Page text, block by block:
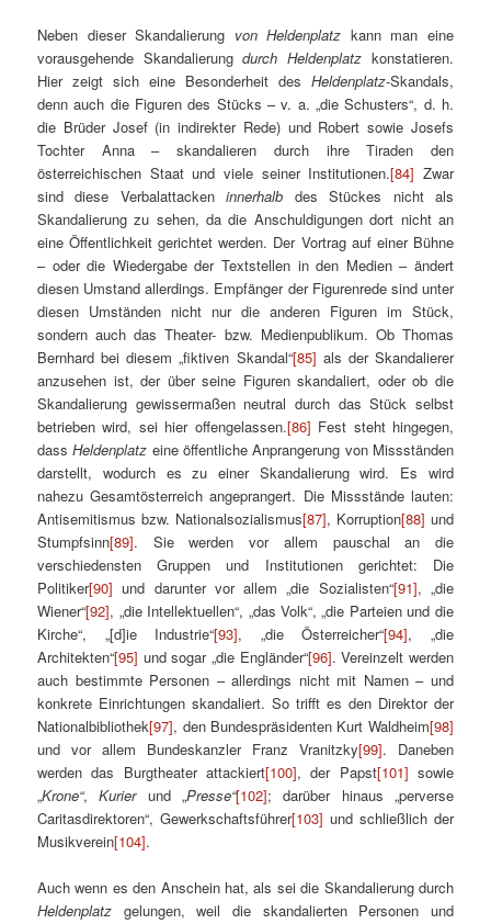
Neben dieser Skandalierung von Heldenplatz kann man eine
vorausgehende Skandalierungdurch Heldenplatz konstatieren.
Hier zeigt sich eine Besonderheit des Heldenplatz-Skandals,
denn auch die Figuren des Stücks – v. a. „die Schusters“, d. h.
die Brüder Josef (in indirekter Rede) und Robert sowie Josefs
Tochter Anna – skandalieren durch ihre Tiraden den
österreichischen Staat und viele seiner Institutionen.[84] Zwar
sind diese Verbalattackeninnerhalb des Stückes nicht als
Skandalierung zu sehen, da die Anschuldigungen dort nicht an
eine Öffentlichkeit gerichtet werden. Der Vortrag auf einer Bühne
– oder die Wiedergabe der Textstellen in den Medien – ändert
diesen Umstand allerdings. Empfänger der Figurenrede sind unter
diesen Umständen nicht nur die anderen Figuren im Stück,
sondern auch das Theater- bzw. Medienpublikum. Ob Thomas
Bernhard bei diesem „fiktiven Skandal“[85] als der Skandalierer
anzusehen ist, der über seine Figuren skandaliert, oder ob die
Skandalierung gewissermaßen neutral durch das Stück selbst
betrieben wird, sei hier offengelassen.[86] Fest steht hingegen,
dassHeldenplatz eine öffentliche Anprangerung von Missständen
darstellt, wodurch es zu einer Skandalierung wird. Es wird
nahezu Gesamtösterreich angeprangert. Die Missstände lauten:
Antisemitismus bzw. Nationalsozialismus[87], Korruption[88] und
Stumpfsinn[89]. Sie werden vor allem pauschal an die
verschiedensten Gruppen und Institutionen gerichtet: Die
Politiker[90] und darunter vor allem „die Sozialisten“[91], „die
Wiener“[92], „die Intellektuellen“, „das Volk“, „die Parteien und die
Kirche“, „[d]ie Industrie“[93], „die Österreicher“[94], „die
Architekten“[95] und sogar „die Engländer“[96]. Vereinzelt werden
auch bestimmte Personen – allerdings nicht mit Namen – und
konkrete Einrichtungen skandaliert. So trifft es den Direktor der
Nationalbibliothek[97], den Bundespräsidenten Kurt Waldheim[98]
und vor allem Bundeskanzler Franz Vranitzky[99]. Daneben
werden das Burgtheater attackiert[100], der Papst[101] sowie
„Krone“,Kurierund „Presse“[102]; darüber hinaus „perverse
Caritasdirektoren“, Gewerkschaftsführer[103] und schließlich der
Musikverein[104].
Auch wenn es den Anschein hat, als sei die Skandalierung durch
Heldenplatz gelungen, weil die skandalierten Personen und